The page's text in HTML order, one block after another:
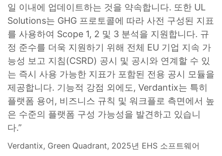
일 이내에 업데이트하는 것을 약속합니다. 또한 UL
Solutions는 GHG 프로토콜에 따라 사전 구성된 지표
를 사용하여 Scope 1, 2 및 3 분석을 지원합니다. 규
정 준수를 더욱 지원하기 위해 전체 EU 기업 지속 가
능성 보고 지침(CSRD) 공시 및 공시와 연계할 수 있
는 즉시 사용 가능한 지표가 포함된 전용 공시 모듈을
제공합니다. 기능적 강점 외에도, Verdantix는 특히
플랫폼 용어, 비즈니스 규칙 및 워크플로 측면에서 높
은 수준의 플랫폼 구성 가능성을 발견하고 있습니
다.”
Verdantix, Green Quadrant, 2025년 EHS 소프트웨어